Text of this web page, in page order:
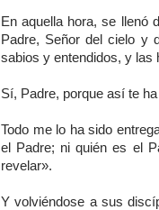
En aquella hora, se llenó
Padre, Señor del cielo y
sabios y entendidos, y las
Sí, Padre, porque así te
Todo me lo ha sido
el Padre; ni quién es el
revelar».
Y volviéndose a sus